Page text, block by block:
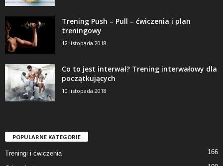
Trening Push – Pull – ćwiczenia i plan
treningowy
12 listopada 2018
Co to jest interwał? Trening interwałowy dla
początkujących
10 listopada 2018
POPULARNE KATEGORIE
Treningi i ćwiczenia 166